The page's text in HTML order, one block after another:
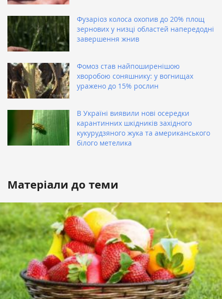
Фузаріоз колоса охопив до 20% площ
зернових у низці областей напередодні
завершення жнив
Фомоз став найпоширенішою
хворобою соняшнику: у вогнищах
уражено до 15% рослин
В Україні виявили нові осередки
карантинних шкідників західного
кукурудзяного жука та американського
білого метелика
Матеріали до теми